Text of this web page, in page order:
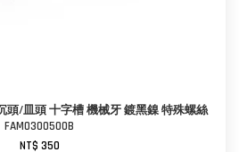
頭/皿頭 十字槽 機械牙 鍍黑鎳 特殊螺絲
FAM0300500B
NT$ 350